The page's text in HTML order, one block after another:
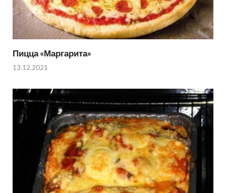
Пицца «Маргарита»
13.12.2021